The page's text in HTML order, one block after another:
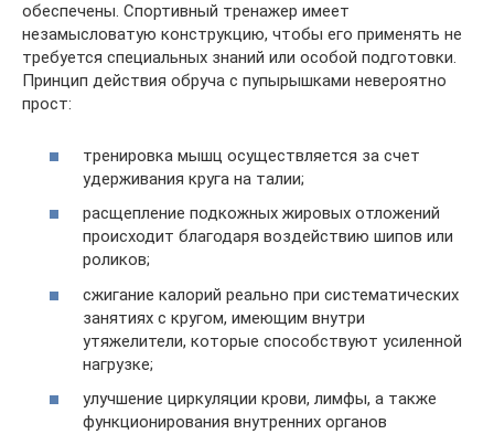
обеспечены. Спортивный тренажер имеет
незамысловатую конструкцию, чтобы его применять не
требуется специальных знаний или особой подготовки.
Принцип действия обруча с пупырышками невероятно
прост:
тренировка мышц осуществляется за счет
удерживания круга на талии;
расщепление подкожных жировых отложений
происходит благодаря воздействию шипов или
роликов;
сжигание калорий реально при систематических
занятиях с кругом, имеющим внутри
утяжелители, которые способствуют усиленной
нагрузке;
улучшение циркуляции крови, лимфы, а также
функционирования внутренних органов